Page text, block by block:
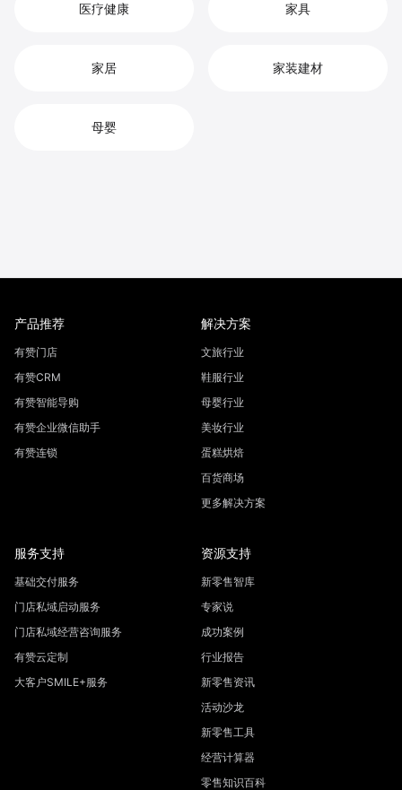
医疗健康 家具
家居 家装建材
母婴
产品推荐
有赞门店
有赞CRM
有赞智能导购
有赞企业微信助手
有赞连锁
解决方案
文旅行业
鞋服行业
母婴行业
美妆行业
蛋糕烘焙
百货商场
更多解决方案
服务支持
基础交付服务
门店私域启动服务
门店私域经营咨询服务
有赞云定制
大客户SMILE+服务
资源支持
新零售智库
专家说
成功案例
行业报告
新零售资讯
活动沙龙
新零售工具
经营计算器
零售知识百科